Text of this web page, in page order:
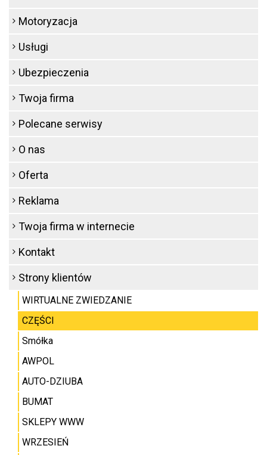
Motoryzacja
Usługi
Ubezpieczenia
Twoja firma
Polecane serwisy
O nas
Oferta
Reklama
Twoja firma w internecie
Kontakt
Strony klientów
WIRTUALNE ZWIEDZANIE
CZĘŚCI
Smółka
AWPOL
AUTO-DZIUBA
BUMAT
SKLEPY WWW
WRZESIEŃ